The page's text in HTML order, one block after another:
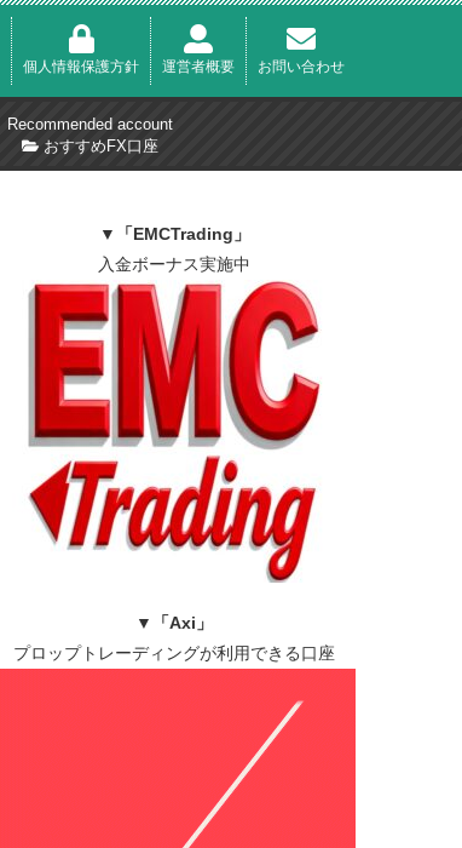
個人情報保護方針 運営者概要 お問い合わせ
Recommended account
おすすめFX口座
▼
「EMCTrading」
入金ボーナス実施中
▼
「Axi」
プロップトレーディングが利用できる口座